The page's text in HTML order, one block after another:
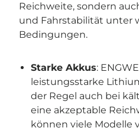
Reichweite, sondern
und Fahrstabilität unter
Bedingungen.
Starke Akkus:
leistungsstarke
der Regel auch bei
eine akzeptable
können viele Modelle